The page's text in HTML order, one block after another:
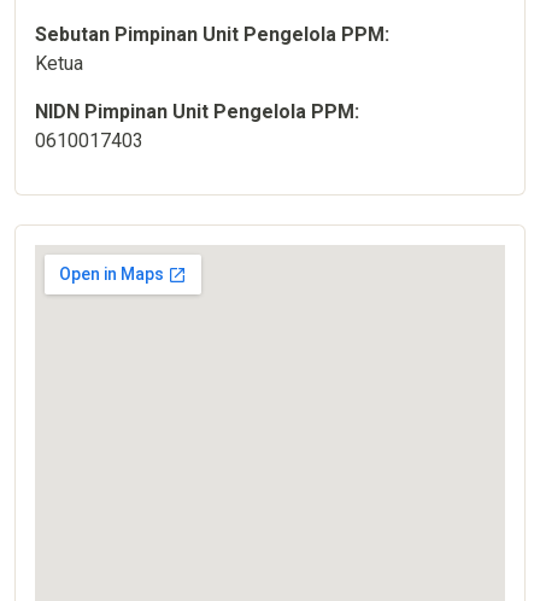
Sebutan Pimpinan Unit Pengelola PPM:
Ketua
NIDN Pimpinan Unit Pengelola PPM:
0610017403